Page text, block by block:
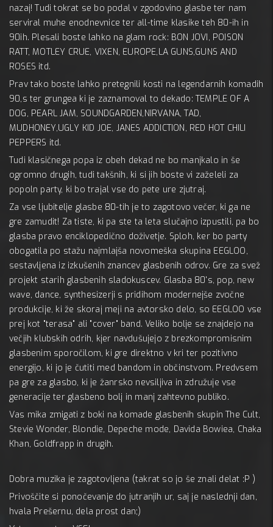
nazaj! Tudi tokrat se bo podal v zgodovino glasbe ter nam
serviral muhe enodnevnice ter all-time klasike teh 80-ih in
90ih. Plesali boste lahko na glam rock: BON JOVI, POISON
RATT, MOTLEY CRUE, VIXEN, EUROPE,LA GUNS,GUNS AND
ROSES itd.
Prav tako boste lahko pretegnili kosti na legendarnih komadih
90,s ter grungea ki je zaznamoval to dekado: TEMPLE OF A
DOG, PEARL JAM, SOUNDGARDEN,NIRVANA, TAD,
MUDHONEY,UGLY KID JOE, JANES ADDICTION, RED HOT CHILI
PEPPERS itd.
Tudi klasičnega popa iz obeh dekad ne bo manjkalo in še
ogromno drugih, tudi takšnih, ki si jih boste vi zaželeli za
popoln party, ki bo trajal vse do pete ure zjutraj.
Za vse ljubitelje glasbe 80-tih je to zagotovo večer, ki ga ne
gre zamudit! Za tiste, ki pa ste ta leta slučajno izpustili, pa bo
glasba pravo enciklopedično doživetje. Sploh, ker bo party
obogatila po stažu najmlajša novomeška skupina EEGLOO,
sestavljena iz izkušenih znancev glasbenih odrov. Gre za svež
projekt starih glasbenih sladokuscev. Glasba 80's, pop, new
wave, dance, synthesizerji s pridihom modernejše zvočne
produkcije, ki že skoraj meji na avtorsko delo, so EEGLOO vse
prej kot "terasa" ali "cover" band. Veliko bolje se znajdejo na
večjih klubskih odrih, kjer navdušujejo z brezkompromisnim
glasbenim sporočilom, ki gre direktno v kri ter pozitivno
energijo, ki jo je čutiti med bandom in občinstvom. Predvsem
pa gre za glasbo, ki je žanrsko nevsiljiva in združuje vse
generacije ter glasbeno bolj in manj zahtevno publiko.
Vas mika zmigati z boki na komade glasbenih skupin The Cult,
Stevie Wonder, Blondie, Depeche mode, Davida Bowiea, Chaka
Khan, Goldfrapp in drugih.
Dobra muzika je zagotovljena (takrat so jo še znali delat :P )
Privoščite si ponočevanje do jutranjih ur, saj je naslednji dan,
hvala Prešernu, dela prost dan;)